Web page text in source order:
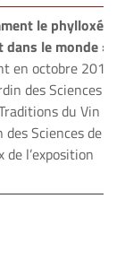
le phylloxéra
le monde »
en octobre 2012,
des Sciences de
du Vin »
Sciences de
de l’exposition